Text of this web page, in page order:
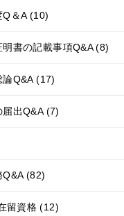
Q＆A (10)
書の記載事項Q&A (8)
Q&A (17)
出Q&A (7)
Q&A (82)
留資格 (12)